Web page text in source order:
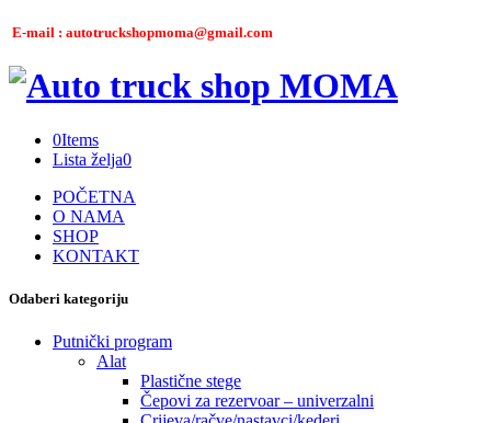
E-mail : autotruckshopmoma@gmail.com
0Items
Lista želja0
POČETNA
O NAMA
SHOP
KONTAKT
Odaberi kategoriju
Putnički program
Alat
Plastične stege
Čepovi za rezervoar – univerzalni